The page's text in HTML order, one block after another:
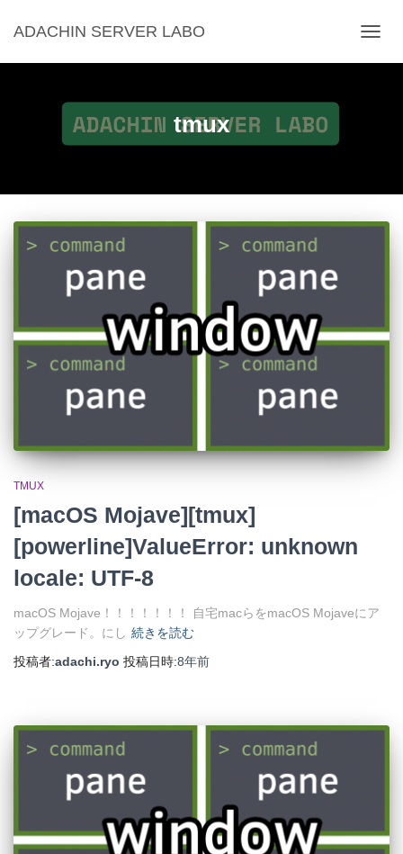
ADACHIN SERVER LABO
ビ
tmux
TMUX
[macOS Mojave][tmux]
[powerline]ValueError: unknown
locale: UTF-8
macOS Mojave！！！！！！！ 自宅macらをmacOS Mojaveにア
ップグレード。にし 続きを読む
投稿者:adachi.ryo 投稿日時:8年前